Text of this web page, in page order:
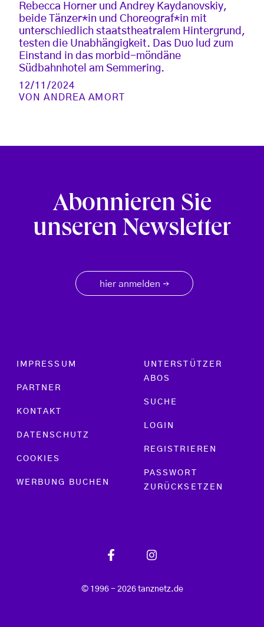
Rebecca Horner und Andrey Kaydanovskiy,
beide Tänzer*in und Choreograf*in mit
unterschiedlich staatstheatralem Hintergrund,
testen die Unabhängigkeit. Das Duo lud zum
Einstand in das morbid-möndäne
Südbahnhotel am Semmering.
12/11/2024
VONANDREA AMORT
Abonnieren Sie
unseren Newsletter
hier anmelden →
Footer menu
IMPRESSUM
PARTNER
KONTAKT
DATENSCHUTZ
COOKIES
WERBUNG BUCHEN
UNTERSTÜTZER
ABOS
SUCHE
LOGIN
REGISTRIEREN
PASSWORT
ZURÜCKSETZEN
© 1996 - 2026 tanznetz.de